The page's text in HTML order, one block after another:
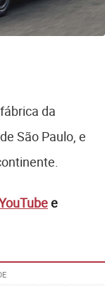
da
São Paulo, e
e